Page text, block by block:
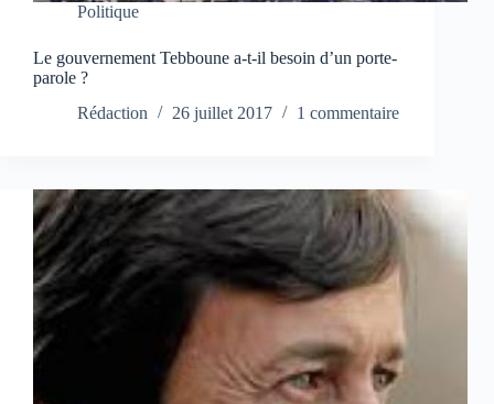
Politique
Le gouvernement Tebboune a-t-il besoin d’un porte-
parole ?
Rédaction
26 juillet 2017 1 commentaire